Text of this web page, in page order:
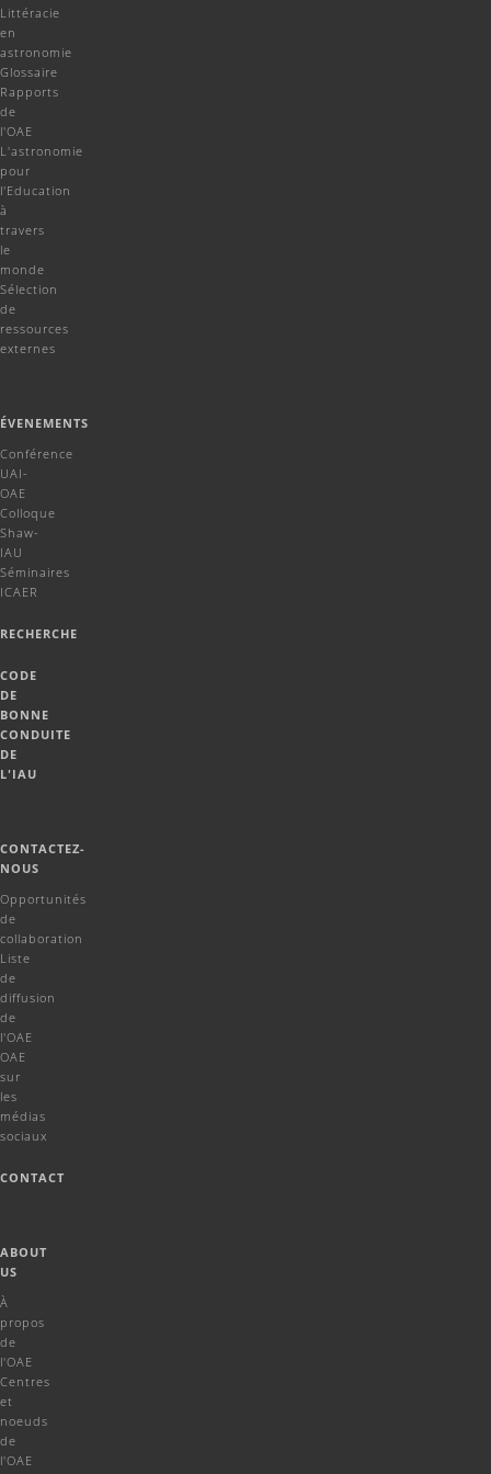
Littéracie
en
astronomie
Glossaire
Rapports
de
l'OAE
L'astronomie
pour
l'Education
à
travers
le
monde
Sélection
de
ressources
externes
ÉVENEMENTS
Conférence
UAI-
OAE
Colloque
Shaw-
IAU
Séminaires
ICAER
RECHERCHE
CODE
DE
BONNE
CONDUITE
DE
L'IAU
CONTACTEZ-
NOUS
Opportunités
de
collaboration
Liste
de
diffusion
de
l'OAE
OAE
sur
les
médias
sociaux
CONTACT
ABOUT
US
À
propos
de
l'OAE
Centres
et
noeuds
de
l'OAE